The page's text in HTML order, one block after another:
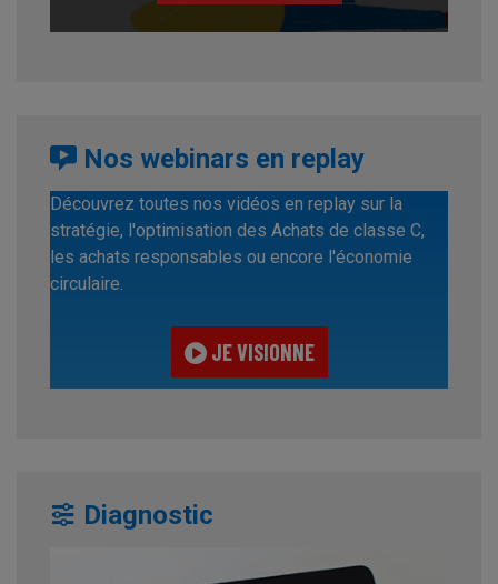
Nos webinars en replay
Découvrez toutes nos vidéos en replay sur la
stratégie, l'optimisation des Achats de classe C,
les achats responsables ou encore l'économie
circulaire.
JE VISIONNE
Diagnostic